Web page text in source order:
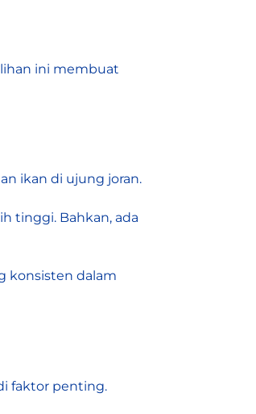
ini membuat
ikan di ujung joran.
tinggi. Bahkan, ada
konsisten dalam
faktor penting.